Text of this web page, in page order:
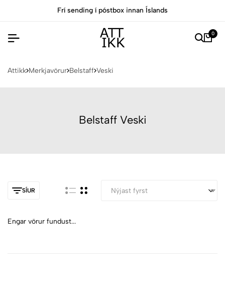
Frí sending í póstbox innan Íslands
0
Attikk Merkjavörur Belstaff Veski
Belstaff Veski
SÍUR
Engar vörur fundust...